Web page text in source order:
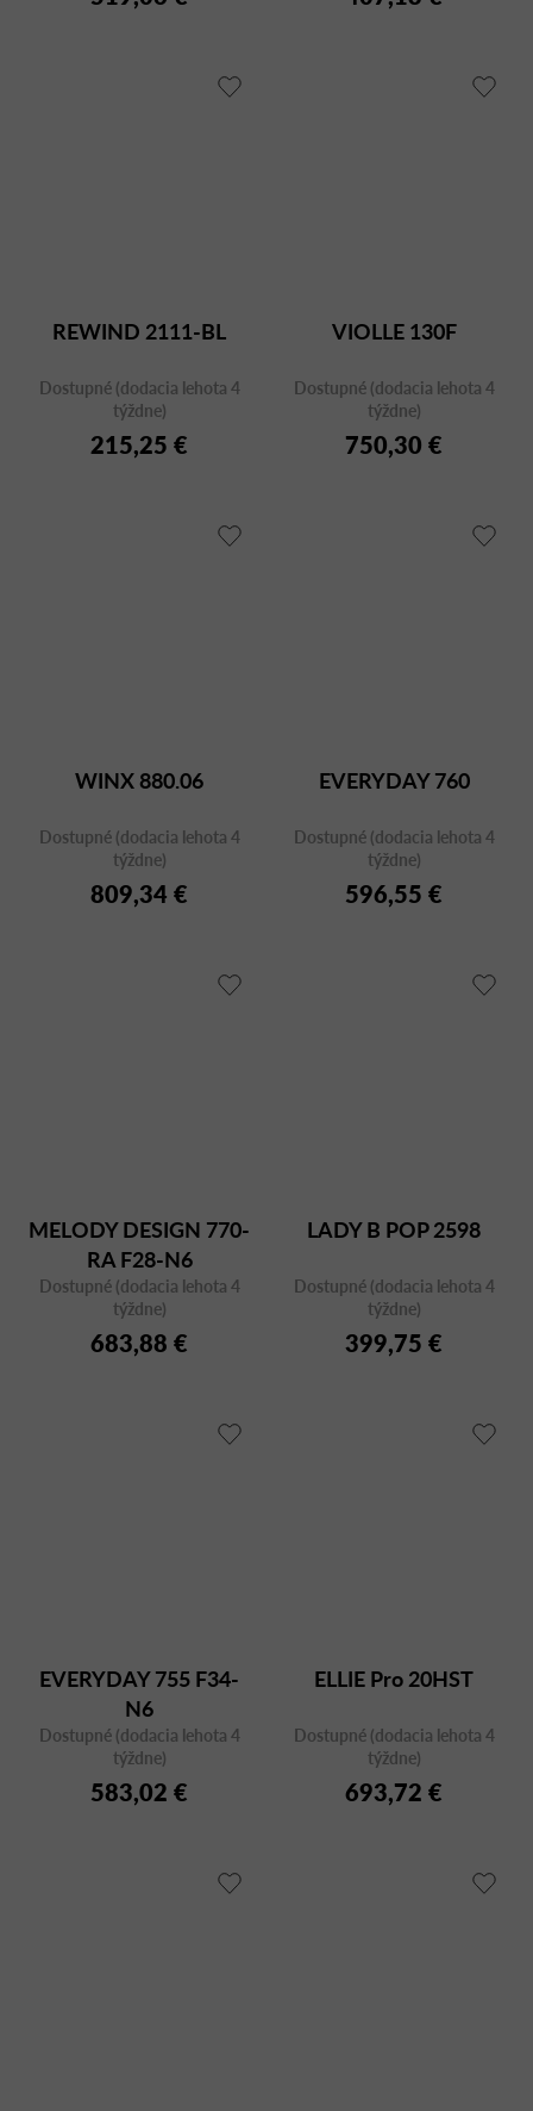
REWIND 2111-BL
Dostupné (dodacia lehota 4
týždne)
215,25 €
VIOLLE 130F
Dostupné (dodacia lehota 4
týždne)
750,30 €
WINX 880.06
Dostupné (dodacia lehota 4
týždne)
809,34 €
EVERYDAY 760
Dostupné (dodacia lehota 4
týždne)
596,55 €
MELODY DESIGN 770-
RA F28-N6
Dostupné (dodacia lehota 4
týždne)
683,88 €
LADY B POP 2598
Dostupné (dodacia lehota 4
týždne)
399,75 €
EVERYDAY 755 F34-
N6
Dostupné (dodacia lehota 4
týždne)
583,02 €
ELLIE Pro 20HST
Dostupné (dodacia lehota 4
týždne)
693,72 €